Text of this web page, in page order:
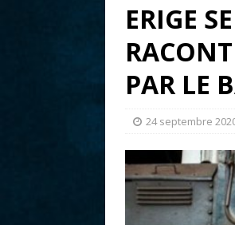
ERIGE
PAR LE
24 septembre